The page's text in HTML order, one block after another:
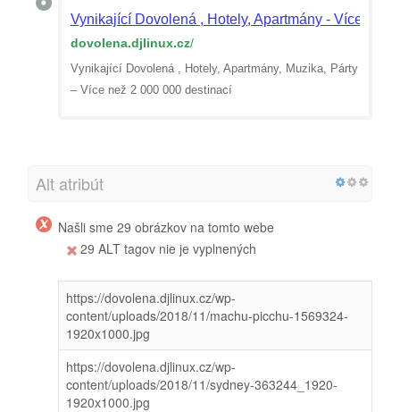
Vynikající Dovolená , Hotely, Apartmány - Více než
dovolena.djlinux.cz/
Vynikající Dovolená , Hotely, Apartmány, Muzika, Párty
– Více než 2 000 000 destinací
Alt atribút
Našli sme 29 obrázkov na tomto webe
29 ALT tagov nie je vyplnených
https://dovolena.djlinux.cz/wp-
content/uploads/2018/11/machu-picchu-1569324-
1920x1000.jpg
https://dovolena.djlinux.cz/wp-
content/uploads/2018/11/sydney-363244_1920-
1920x1000.jpg